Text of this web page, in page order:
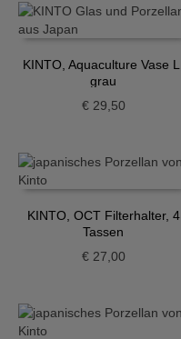
KINTO, Aquaculture Vase L,
grau
€29,50
KINTO, OCT Filterhalter, 4
Tassen
€27,00